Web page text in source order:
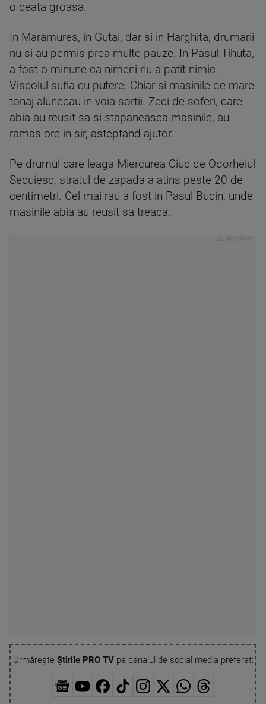
o ceata groasa.
In Maramures, in Gutai, dar si in Harghita, drumarii
nu si-au permis prea multe pauze. In Pasul Tihuta,
a fost o minune ca nimeni nu a patit nimic.
Viscolul sufla cu putere. Chiar si masinile de mare
tonaj alunecau in voia sortii. Zeci de soferi, care
abia au reusit sa-si stapaneasca masinile, au
ramas ore in sir, asteptand ajutor.
Pe drumul care leaga Miercurea Ciuc de Odorheiul
Secuiesc, stratul de zapada a atins peste 20 de
centimetri. Cel mai rau a fost in Pasul Bucin, unde
masinile abia au reusit sa treaca.
Urmărește Știrile PRO TVpe canalul de social media preferat: